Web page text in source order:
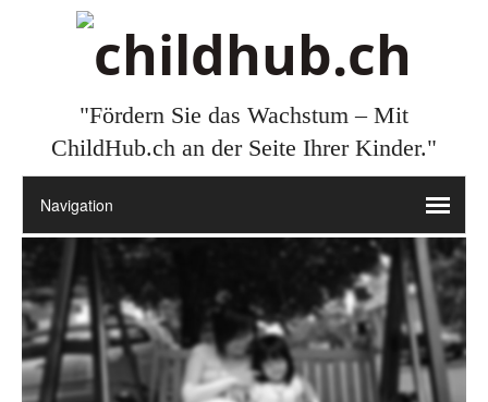
"Fördern Sie das Wachstum – Mit
ChildHub.ch an der Seite Ihrer Kinder."